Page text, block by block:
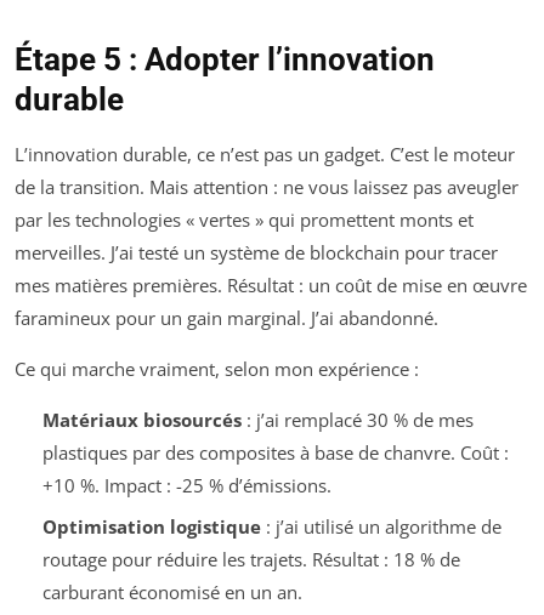
Étape 5 : Adopter l’innovation
durable
L’innovation durable, ce n’est pas un gadget. C’est le moteur
de la transition. Mais attention : ne vous laissez pas aveugler
par les technologies « vertes » qui promettent monts et
merveilles. J’ai testé un système de blockchain pour tracer
mes matières premières. Résultat : un coût de mise en œuvre
faramineux pour un gain marginal. J’ai abandonné.
Ce qui marche vraiment, selon mon expérience :
Matériaux biosourcés: j’ai remplacé 30 % de mes
plastiques par des composites à base de chanvre. Coût :
+10 %. Impact : -25 % d’émissions.
Optimisation logistique: j’ai utilisé un algorithme de
routage pour réduire les trajets. Résultat : 18 % de
carburant économisé en un an.